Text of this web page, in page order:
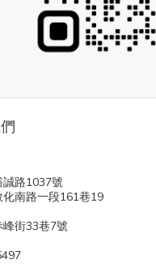
路1037號
南路一段161巷19
街33巷7號